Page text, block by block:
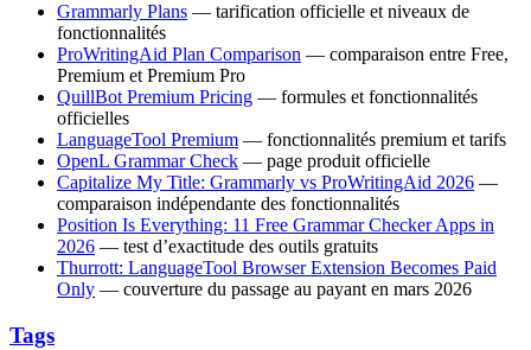
Grammarly Plans — tarification officielle et niveaux de
fonctionnalités
ProWritingAid Plan Comparison — comparaison entre Free,
Premium et Premium Pro
QuillBot Premium Pricing — formules et fonctionnalités
officielles
LanguageTool Premium — fonctionnalités premium et tarifs
OpenL Grammar Check — page produit officielle
Capitalize My Title: Grammarly vs ProWritingAid 2026 —
comparaison indépendante des fonctionnalités
Position Is Everything: 11 Free Grammar Checker Apps in
2026 — test d’exactitude des outils gratuits
Thurrott: LanguageTool Browser Extension Becomes Paid
Only — couverture du passage au payant en mars 2026
Tags